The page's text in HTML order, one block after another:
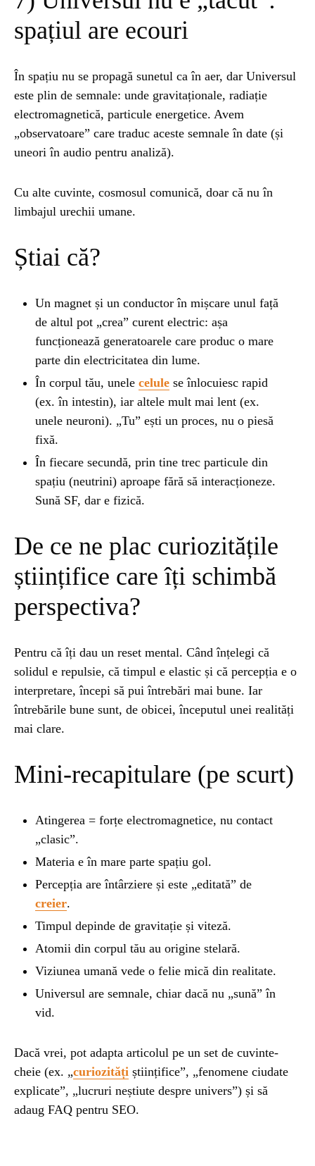
spațiul are ecouri
În spațiu nu se propagă sunetul ca în aer, dar Universul
este plin de semnale: unde gravitaționale, radiație
electromagnetică, particule energetice. Avem
„observatoare” care traduc aceste semnale în date (și
uneori în audio pentru analiză).
Cu alte cuvinte, cosmosul comunică, doar că nu în
limbajul urechii umane.
Știai că?
Un magnet și un conductor în mișcare unul față
de altul pot „crea” curent electric: așa
funcționează generatoarele care produc o mare
parte din electricitatea din lume.
În corpul tău, unele celule se înlocuiesc rapid
(ex. în intestin), iar altele mult mai lent (ex.
unele neuroni). „Tu” ești un proces, nu o piesă
fixă.
În fiecare secundă, prin tine trec particule din
spațiu (neutrini) aproape fără să interacționeze.
Sună SF, dar e fizică.
De ce ne plac curiozitățile
științifice care îți schimbă
perspectiva?
Pentru că îți dau un reset mental. Când înțelegi că
solidul e repulsie, că timpul e elastic și că percepția e o
interpretare, începi să pui întrebări mai bune. Iar
întrebările bune sunt, de obicei, începutul unei realități
mai clare.
Mini-recapitulare (pe scurt)
Atingerea = forțe electromagnetice, nu contact
„clasic”.
Materia e în mare parte spațiu gol.
Percepția are întârziere și este „editată” de
creier.
Timpul depinde de gravitație și viteză.
Atomii din corpul tău au origine stelară.
Viziunea umană vede o felie mică din realitate.
Universul are semnale, chiar dacă nu „sună” în
vid.
Dacă vrei, pot adapta articolul pe un set de cuvinte-
cheie (ex. „curiozități științifice”, „fenomene ciudate
explicate”, „lucruri neștiute despre univers”) și să
adaug FAQ pentru SEO.